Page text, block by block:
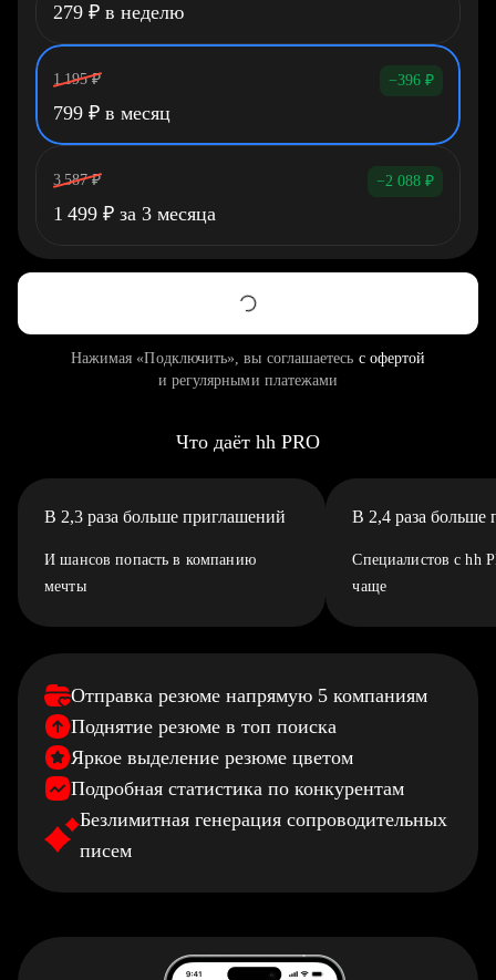
279 ₽ в неделю
1 195 ₽ −396 ₽
799 ₽ в месяц
3 587 ₽ −2 088 ₽
1 499 ₽ за 3 месяца
Нажимая «Подключить», вы соглашаетесь с офертой
и регулярными платежами
Что даёт hh PRO
В 2,3 раза больше приглашений
И шансов попасть в компанию
мечты
В 2,4 раза больше
Специалистов с hh
чаще
Отправка резюме напрямую 5 компаниям
Поднятие резюме в топ поиска
Яркое выделение резюме цветом
Подробная статистика по конкурентам
Безлимитная генерация сопроводительных
писем